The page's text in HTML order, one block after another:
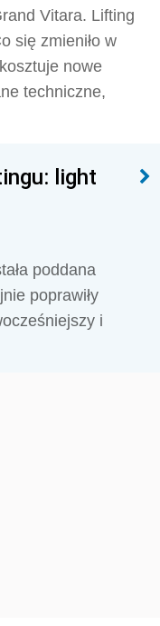
Vitara. Lifting
się zmieniło w
nowe
techniczne,
light
poddana
poprawiły
i